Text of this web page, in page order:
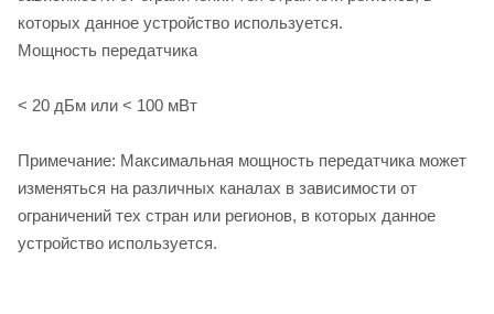
которых данное устройство используется.
Мощность передатчика
< 20 дБм или < 100 мВт
Примечание: Максимальная мощность передатчика может
изменяться на различных каналах в зависимости от
ограничений тех стран или регионов, в которых данное
устройство используется.